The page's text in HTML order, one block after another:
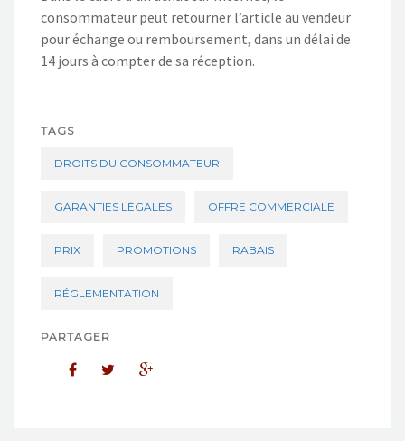
consommateur peut retourner l’article au vendeur
pour échange ou remboursement, dans un délai de
14 jours à compter de sa réception.
TAGS
DROITS DU CONSOMMATEUR
GARANTIES LÉGALES OFFRE COMMERCIALE
PRIX PROMOTIONS RABAIS
RÉGLEMENTATION
PARTAGER